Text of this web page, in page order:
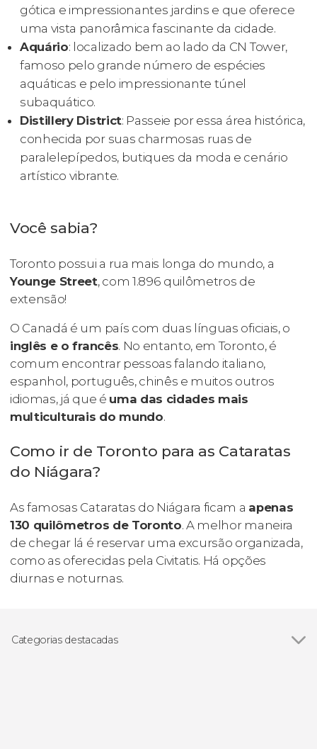
gótica e impressionantes jardins e que oferece
uma vista panorâmica fascinante da cidade.
Aquário: localizado bem ao lado da CN Tower,
famoso pelo grande número de espécies
aquáticas e pelo impressionante túnel
subaquático.
Distillery District: Passeie por essa área histórica,
conhecida por suas charmosas ruas de
paralelepípedos, butiques da moda e cenário
artístico vibrante.
Você sabia?
Toronto possui a rua mais longa do mundo, a
Younge Street, com 1.896 quilômetros de
extensão!
O Canadá é um país com duas línguas oficiais, o
inglês e o francês. No entanto, em Toronto, é
comum encontrar pessoas falando italiano,
espanhol, português, chinês e muitos outros
idiomas, já que é uma das cidades mais
multiculturais do mundo.
Como ir de Toronto para as Cataratas
do Niágara?
As famosas Cataratas do Niágara ficam a apenas
130 quilômetros de Toronto. A melhor maneira
de chegar lá é reservar uma excursão organizada,
como as oferecidas pela Civitatis. Há opções
diurnas e noturnas.
Categorias destacadas